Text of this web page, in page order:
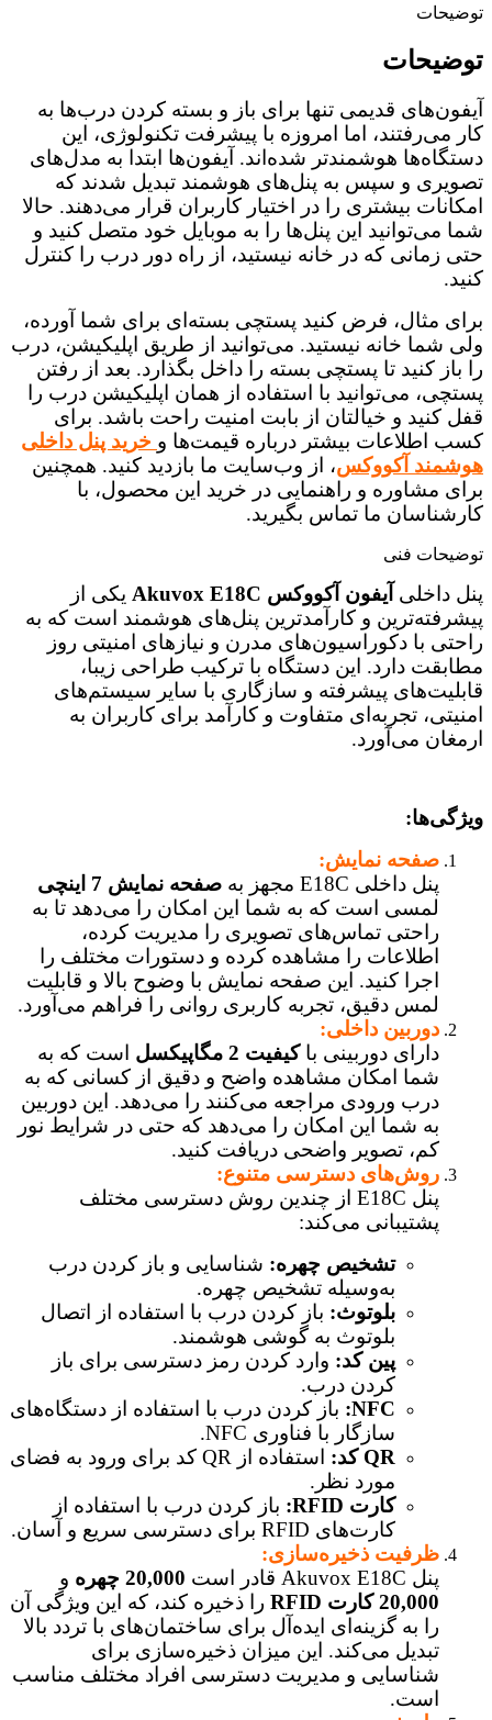
توضیحات
توضیحات
آیفون‌های قدیمی تنها برای باز و بسته کردن درب‌ها به
کار می‌رفتند، اما امروزه با پیشرفت تکنولوژی، این
دستگاه‌ها هوشمندتر شده‌اند. آیفون‌ها ابتدا به مدل‌های
تصویری و سپس به پنل‌های هوشمند تبدیل شدند که
امکانات بیشتری را در اختیار کاربران قرار می‌دهند. حالا
شما می‌توانید این پنل‌ها را به موبایل خود متصل کنید و
حتی زمانی که در خانه نیستید، از راه دور درب را کنترل
کنید.
برای مثال، فرض کنید پستچی بسته‌ای برای شما آورده،
ولی شما خانه نیستید. می‌توانید از طریق اپلیکیشن، درب
را باز کنید تا پستچی بسته را داخل بگذارد. بعد از رفتن
پستچی، می‌توانید با استفاده از همان اپلیکیشن درب را
قفل کنید و خیالتان از بابت امنیت راحت باشد. برای
کسب اطلاعات بیشتر درباره قیمت‌ها و خرید پنل داخلی
هوشمند آکووکس، از وب‌سایت ما بازدید کنید. همچنین
برای مشاوره و راهنمایی در خرید این محصول، با
کارشناسان ما تماس بگیرید.
توضیحات فنی
پنل داخلی آیفون آکووکس Akuvox E18C
یکی از
پیشرفته‌ترین و کارآمدترین پنل‌های هوشمند است که به
راحتی با دکوراسیون‌های مدرن و نیازهای امنیتی روز
مطابقت دارد. این دستگاه با ترکیب طراحی زیبا،
قابلیت‌های پیشرفته و سازگاری با سایر سیستم‌های
امنیتی، تجربه‌ای متفاوت و کارآمد برای کاربران به
ارمغان می‌آورد.
ویژگی‌ها:
صفحه نمایش:
پنل داخلی E18C مجهز به
صفحه نمایش 7 اینچی
لمسی است که به شما این امکان را می‌دهد تا به
راحتی تماس‌های تصویری را مدیریت کرده،
اطلاعات را مشاهده کرده و دستورات مختلف را
اجرا کنید. این صفحه نمایش با وضوح بالا و قابلیت
لمس دقیق، تجربه کاربری روانی را فراهم می‌آورد.
دوربین داخلی:
دارای دوربینی باکیفیت 2 مگاپیکسل
است که به
شما امکان مشاهده واضح و دقیق از کسانی که به
درب ورودی مراجعه می‌کنند را می‌دهد. این دوربین
به شما این امکان را می‌دهد که حتی در شرایط نور
کم، تصویر واضحی دریافت کنید.
روش‌های دسترسی متنوع:
پنل E18C از چندین روش دسترسی مختلف
پشتیبانی می‌کند:
تشخیص چهره: شناسایی و باز کردن درب
به‌وسیله تشخیص چهره.
بلوتوث: باز کردن درب با استفاده از اتصال
بلوتوث به گوشی هوشمند.
پین کد: وارد کردن رمز دسترسی برای باز
کردن درب.
NFC: باز کردن درب با استفاده از دستگاه‌های
سازگار با فناوری NFC.
QR کد:
استفاده از QR کد برای ورود به فضای
مورد نظر.
کارت RFID:
باز کردن درب با استفاده از
کارت‌های RFID برای دسترسی سریع و آسان.
ظرفیت ذخیره‌سازی:
پنل Akuvox E18C قادر است
20,000 چهره
و
20,000 کارت RFID
را ذخیره کند، که این ویژگی آن
را به گزینه‌ای ایده‌آل برای ساختمان‌های با تردد بالا
تبدیل می‌کند. این میزان ذخیره‌سازی برای
شناسایی و مدیریت دسترسی افراد مختلف مناسب
است.